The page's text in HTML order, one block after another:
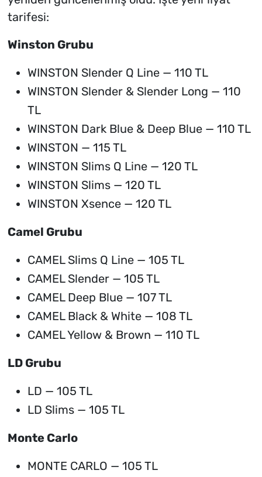
tarifesi:
Winston Grubu
WINSTON Slender Q Line — 110 TL
WINSTON Slender & Slender Long — 110
TL
WINSTON Dark Blue & Deep Blue — 110 TL
WINSTON — 115 TL
WINSTON Slims Q Line — 120 TL
WINSTON Slims — 120 TL
WINSTON Xsence — 120 TL
Camel Grubu
CAMEL Slims Q Line — 105 TL
CAMEL Slender — 105 TL
CAMEL Deep Blue — 107 TL
CAMEL Black & White — 108 TL
CAMEL Yellow & Brown — 110 TL
LD Grubu
LD — 105 TL
LD Slims — 105 TL
Monte Carlo
MONTE CARLO — 105 TL